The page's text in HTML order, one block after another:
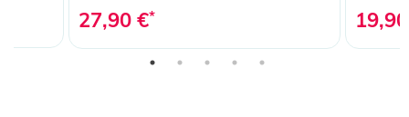
27,90 €*